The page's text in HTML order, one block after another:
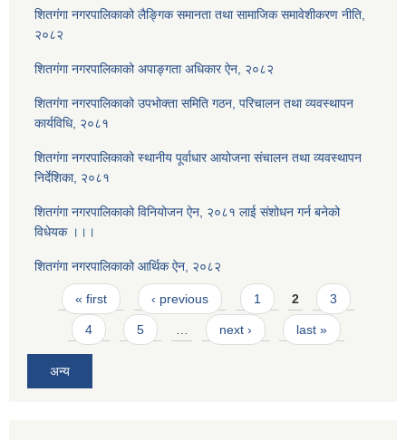
शितगंगा नगरपालिकाको लैङ्गिक समानता तथा सामाजिक समावेशीकरण नीति,
२०८२
शितगंगा नगरपालिकाको अपाङ्गता अधिकार ऐन, २०८२
शितगंगा नगरपालिकाको उपभोक्ता समिति गठन, परिचालन तथा व्यवस्थापन
कार्यविधि, २०८१
शितगंगा नगरपालिकाको स्थानीय पूर्वाधार आयोजना संचालन तथा व्यवस्थापन
निर्देशिका, २०८१
शितगंगा नगरपालिकाको विनियोजन ऐन, २०८१ लाई संशोधन गर्न बनेको
विधेयक ।।।
शितगंगा नगरपालिकाको आर्थिक ऐन, २०८२
Pages
« first ‹ previous 1 2 3
4 5 next › last »
अन्य